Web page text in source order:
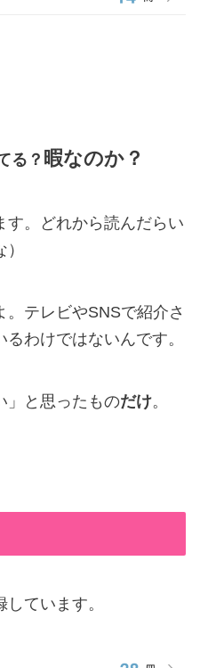
る？ 暇なのか？
す。どれから読んだらい
テレビやSNSで紹介さ
わけではないんです。
」と思ったものだけ。
ています。